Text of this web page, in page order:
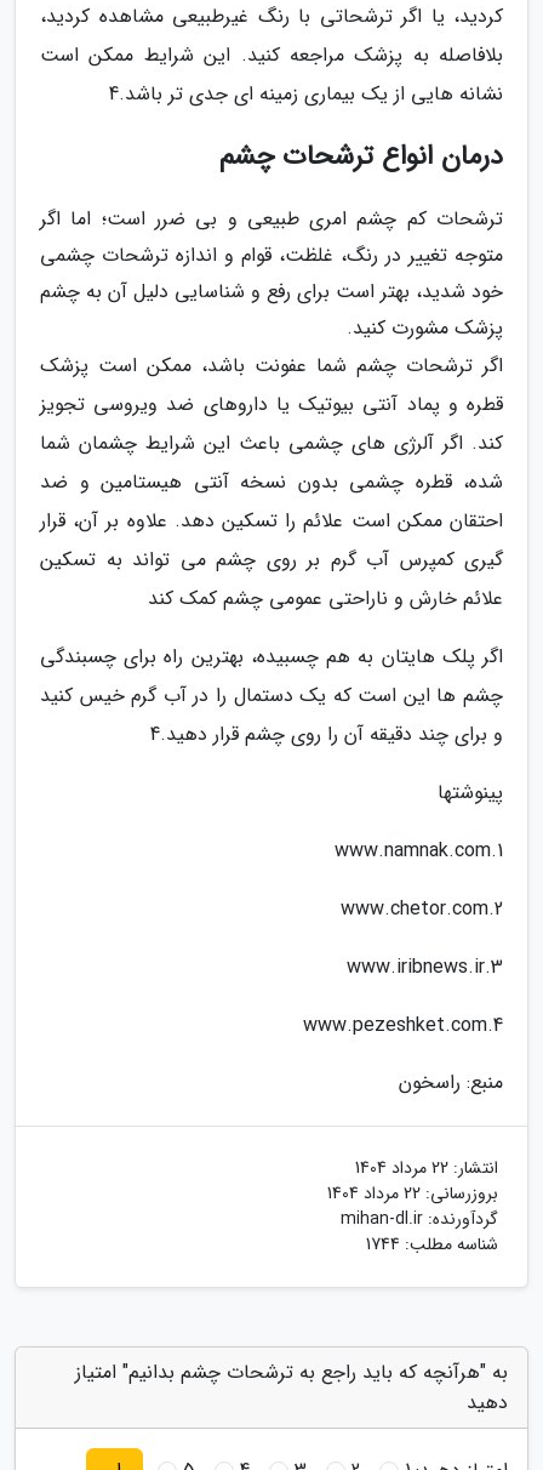
کردید، یا اگر ترشحاتی با رنگ غیرطبیعی مشاهده کردید،
بلافاصله به پزشک مراجعه کنید. این شرایط ممکن است
نشانه هایی از یک بیماری زمینه ای جدی تر باشد.4
درمان انواع ترشحات چشم
ترشحات کم چشم امری طبیعی و بی ضرر است؛ اما اگر
متوجه تغییر در رنگ، غلظت، قوام و اندازه ترشحات چشمی
خود شدید، بهتر است برای رفع و شناسایی دلیل آن به چشم
پزشک مشورت کنید.
اگر ترشحات چشم شما عفونت باشد، ممکن است پزشک
قطره و پماد آنتی بیوتیک یا داروهای ضد ویروسی تجویز
کند. اگر آلرژی های چشمی باعث این شرایط چشمان شما
شده، قطره چشمی بدون نسخه آنتی هیستامین و ضد
احتقان ممکن است علائم را تسکین دهد. علاوه بر آن، قرار
گیری کمپرس آب گرم بر روی چشم می تواند به تسکین
علائم خارش و ناراحتی عمومی چشم کمک کند
اگر پلک هایتان به هم چسبیده، بهترین راه برای چسبندگی
چشم ها این است که یک دستمال را در آب گرم خیس کنید
و برای چند دقیقه آن را روی چشم قرار دهید.4
پینوشتها
1.www.namnak.com
2.www.chetor.com
3.www.iribnews.ir
4.www.pezeshket.com
منبع: راسخون
انتشار: 22 مرداد 1404
بروزرسانی: 22 مرداد 1404
گردآورنده: mihan-dl.ir
شناسه مطلب: 1744
به "هرآنچه که باید راجع به ترشحات چشم بدانیم" امتیاز
دهید